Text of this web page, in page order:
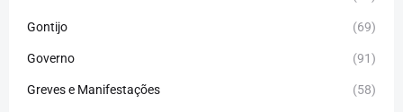
Gontijo (69)
Governo (91)
Greves e Manifestações (58)